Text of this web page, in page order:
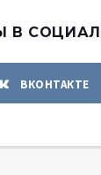
В
ВКОНТАКТЕ